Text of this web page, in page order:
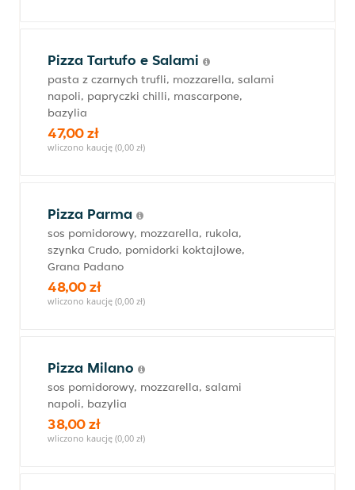
Pizza Tartufo e Salami
pasta z czarnych trufli, mozzarella, salami
napoli, papryczki chilli, mascarpone,
bazylia
47,00 zł
wliczono kaucję (0,00 zł)
Pizza Parma
sos pomidorowy, mozzarella, rukola,
szynka Crudo, pomidorki koktajlowe,
Grana Padano
48,00 zł
wliczono kaucję (0,00 zł)
Pizza Milano
sos pomidorowy, mozzarella, salami
napoli, bazylia
38,00 zł
wliczono kaucję (0,00 zł)